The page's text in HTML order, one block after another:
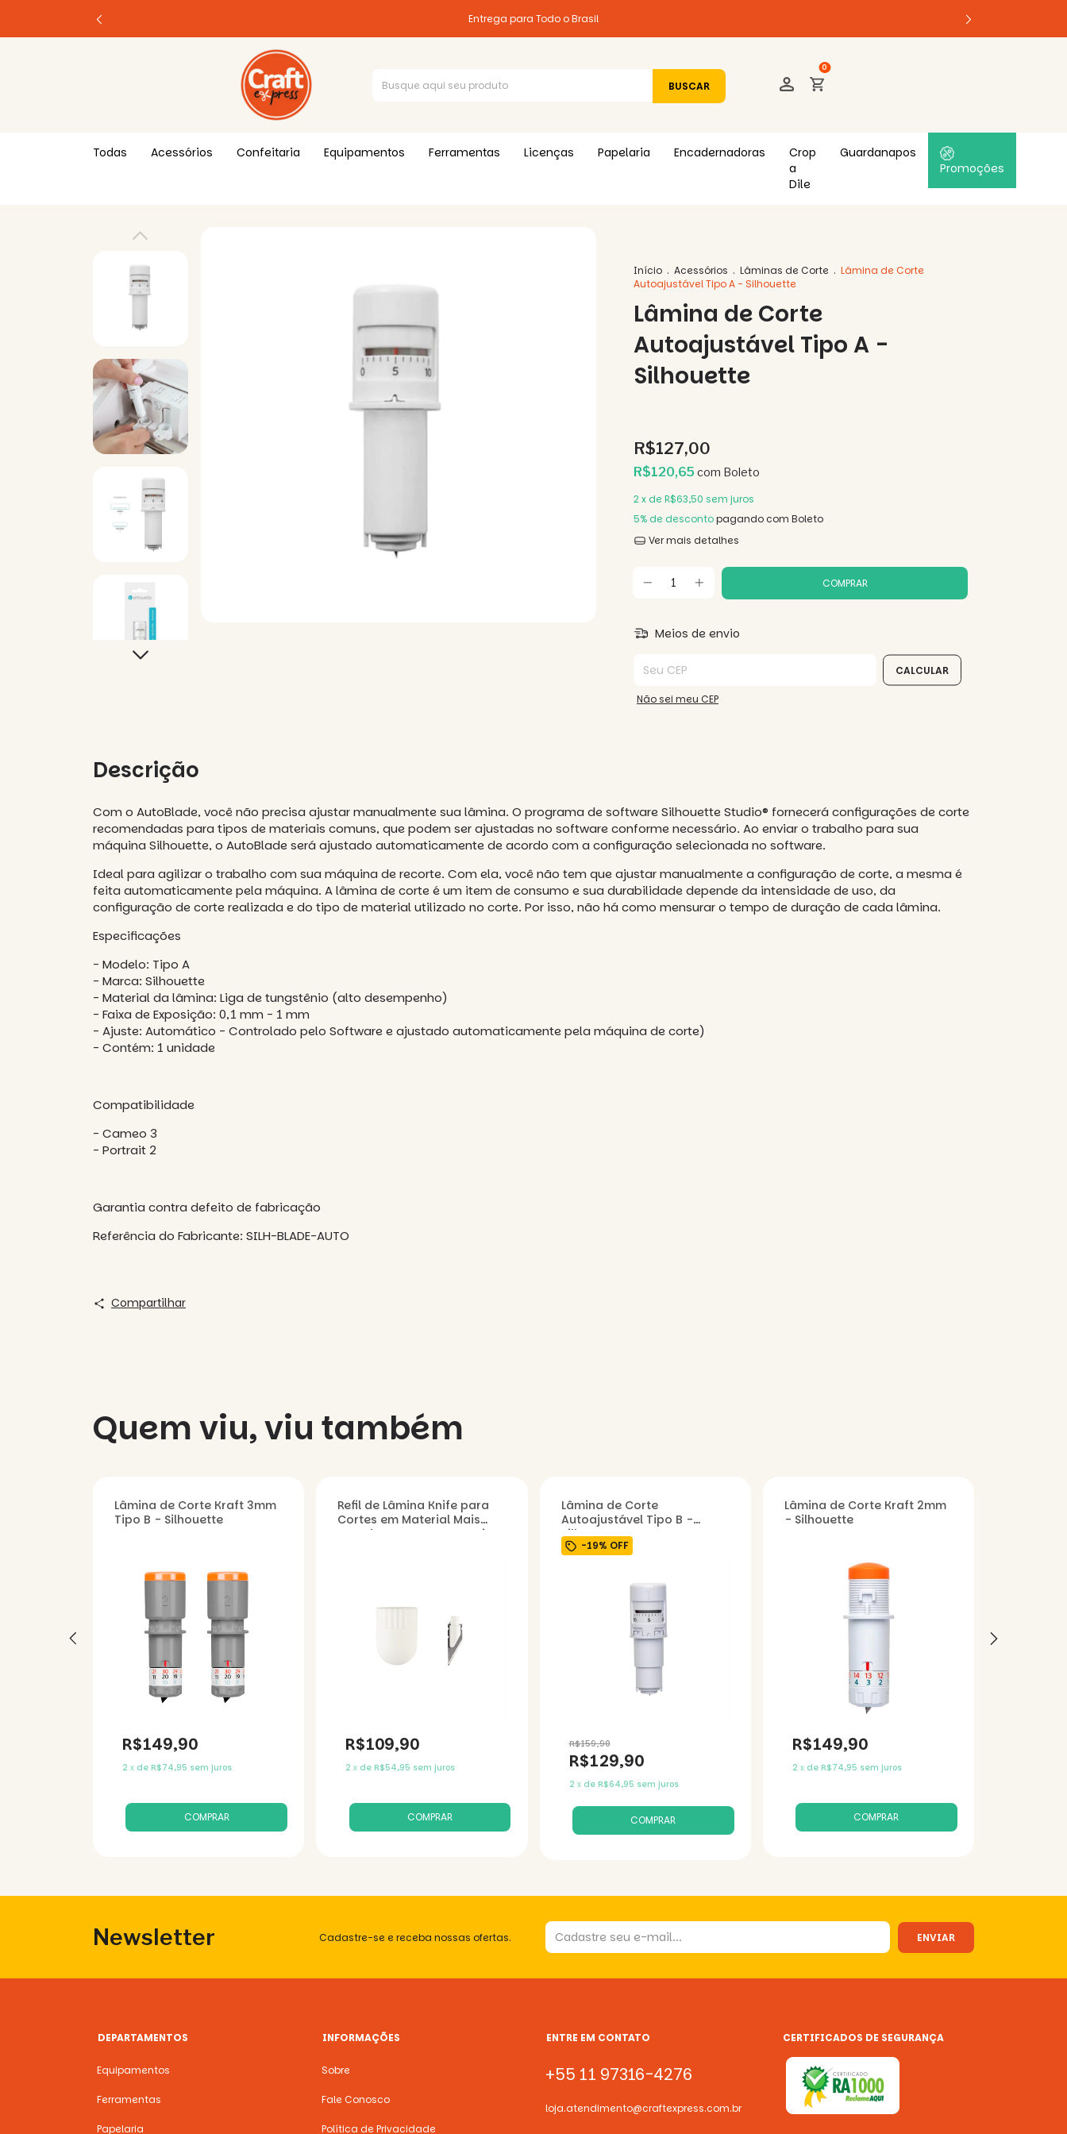
Entrega para Todo o Brasil
0
Todas Acessórios Confeitaria Equipamentos Ferramentas Licenças Papelaria Encadernadoras
Crop
a
Dile
Guardanapos
Promoções
Início . Acessórios . Lâminas de Corte . Lâmina de Corte
Autoajustável Tipo A - Silhouette
Lâmina de Corte
Autoajustável Tipo A -
Silhouette
R$127,00
R$120,65 com Boleto
2x de R$63,50 sem juros
5% de descontopagando com Boleto
Ver mais detalhes
Meios de envio
CALCULAR
Não sei meu CEP
Descrição
Com o AutoBlade, você não precisa ajustar manualmente sua lâmina. O programa de software Silhouette Studio® fornecerá configurações de corte
recomendadas para tipos de materiais comuns, que podem ser ajustadas no software conforme necessário. Ao enviar o trabalho para sua
máquina Silhouette, o AutoBlade será ajustado automaticamente de acordo com a configuração selecionada no software.
Ideal para agilizar o trabalho com sua máquina de recorte. Com ela, você não tem que ajustar manualmente a configuração de corte, a mesma é
feita automaticamente pela máquina. A lâmina de corte é um item de consumo e sua durabilidade depende da intensidade de uso, da
configuração de corte realizada e do tipo de material utilizado no corte. Por isso, não há como mensurar o tempo de duração de cada lâmina.
Especificações
- Modelo: Tipo A
- Marca: Silhouette
- Material da lâmina: Liga de tungstênio (alto desempenho)
- Faixa de Exposição: 0,1 mm - 1 mm
- Ajuste: Automático - Controlado pelo Software e ajustado automaticamente pela máquina de corte)
- Contém: 1 unidade
Compatibilidade
- Cameo 3
- Portrait 2
Garantia contra defeito de fabricação
Referência do Fabricante: SILH-BLADE-AUTO
Compartilhar
Quem viu, viu também
Lâmina de Corte Kraft 3mm
Tipo B - Silhouette
R$149,90
2 x de R$74,95 sem juros
Refil de Lâmina Knife para
Cortes em Material Mais
Pesados e Espessos - Cricut
R$109,90
2 x deR$54,95 sem juros
Lâmina de Corte
Autoajustável Tipo B -
Silhouette
-19% OFF
R$159,90
R$129,90
2 x de R$64,95 sem juros
Lâmina de Corte Kraft 2mm
- Silhouette
R$149,90
2 x de R$74,95 sem juros
Newsletter Cadastre-se e receba nossas ofertas.
DEPARTAMENTOS
Equipamentos
Ferramentas
Papelaria
INFORMAÇÕES
Sobre
Fale Conosco
Política de Privacidade
ENTRE EM CONTATO
+55 11 97316-4276
loja.atendimento@craftexpress.com.br
CERTIFICADOS DE SEGURANÇA